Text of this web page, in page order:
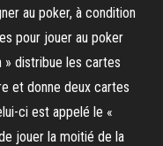
au poker, à condition
pour jouer au poker
» distribue les cartes
et donne deux cartes
ci est appelé le «
jouer la moitié de la